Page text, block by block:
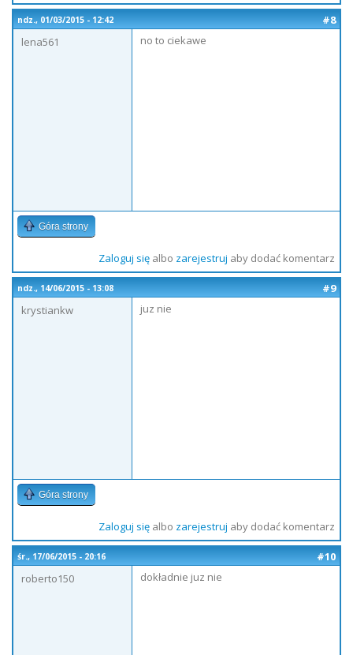
ndz., 01/03/2015 - 12:42
#8
lena561
no to ciekawe
Góra strony
Zaloguj sięalbo zarejestruj aby dodać komentarz
ndz., 14/06/2015 - 13:08
#9
krystiankw
juz nie
Góra strony
Zaloguj sięalbo zarejestruj aby dodać komentarz
śr., 17/06/2015 - 20:16
#10
roberto150
dokładnie juz nie